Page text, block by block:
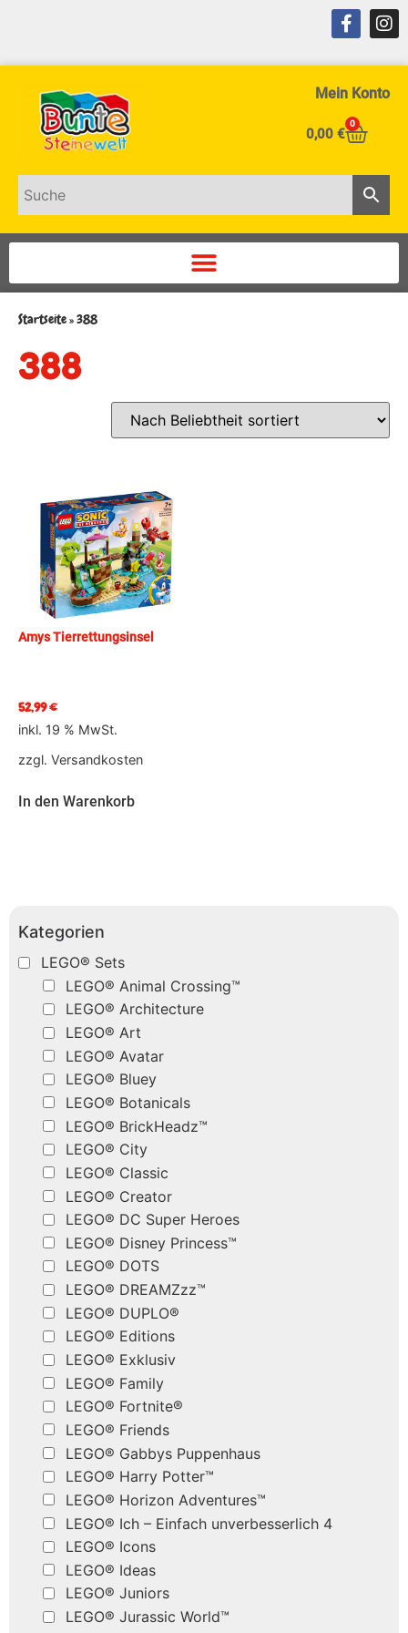
Mein Konto
0,00 €
0
Kategorien
LEGO® Sets
LEGO® Animal Crossing™
LEGO® Architecture
LEGO® Art
LEGO® Avatar
LEGO® Bluey
LEGO® Botanicals
LEGO® BrickHeadz™
LEGO® City
LEGO® Classic
LEGO® Creator
LEGO® DC Super Heroes
LEGO® Disney Princess™
LEGO® DOTS
LEGO® DREAMZzz™
LEGO® DUPLO®
LEGO® Editions
LEGO® Exklusiv
LEGO® Family
LEGO® Fortnite®
LEGO® Friends
LEGO® Gabbys Puppenhaus
LEGO® Harry Potter™
LEGO® Horizon Adventures™
LEGO® Ich – Einfach unverbesserlich 4
LEGO® Icons
LEGO® Ideas
LEGO® Juniors
LEGO® Jurassic World™
Startseite»388
388
Amys Tierrettungsinsel
52,99€
inkl. 19 % MwSt.
zzgl. Versandkosten
In den Warenkorb